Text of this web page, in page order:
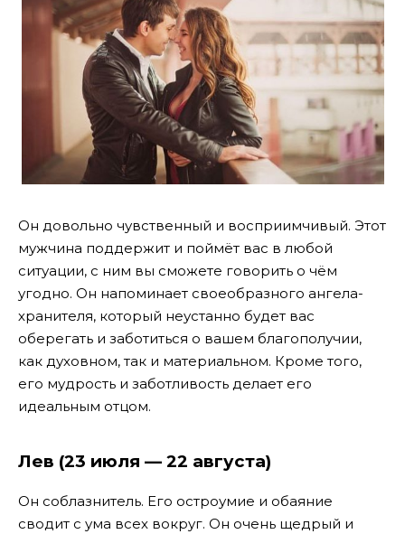
Он довольно чувственный и восприимчивый. Этот
мужчина поддержит и поймёт вас в любой
ситуации, с ним вы сможете говорить о чём
угодно. Он напоминает своеобразного ангела-
хранителя, который неустанно будет вас
оберегать и заботиться о вашем благополучии,
как духовном, так и материальном. Кроме того,
его мудрость и заботливость делает его
идеальным отцом.
Лев (23 июля — 22 августа)
Он соблазнитель. Его остроумие и обаяние
сводит с ума всех вокруг. Он очень щедрый и